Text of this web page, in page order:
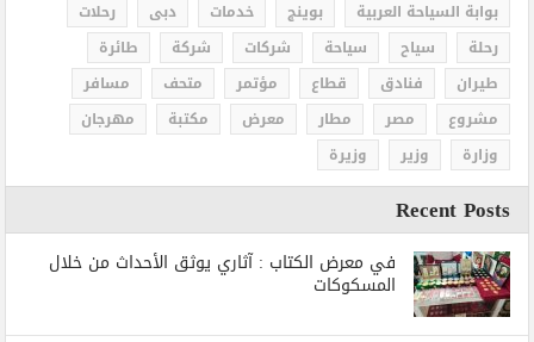
بوابة السياحة العربية
بوينج خدمات دبى
رحلات
رحلة
سياح سياحة شركات شركة
طائرة
طيران
فنادق قطاع مؤتمر متحف
مسافر
مشروع
مصر مطار معرض مكتبة
مهرجان
وزارة
وزير وزيرة
Recent Posts
في معرض الكتاب : آثاري يوثق الأحداث من خلال
المسكوكات